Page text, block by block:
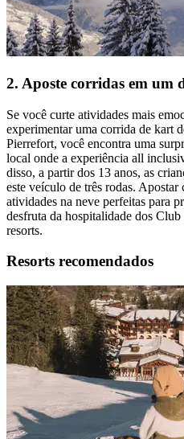
2. Aposte corridas em um
Se você curte atividades mais
experimentar uma corrida de kart
Pierrefort, você encontra uma
local onde a experiência all
disso, a partir dos 13 anos, as
este veículo de três rodas. Apostar
atividades na neve perfeitas para
desfruta da hospitalidade dos
resorts.
Resorts recomendados